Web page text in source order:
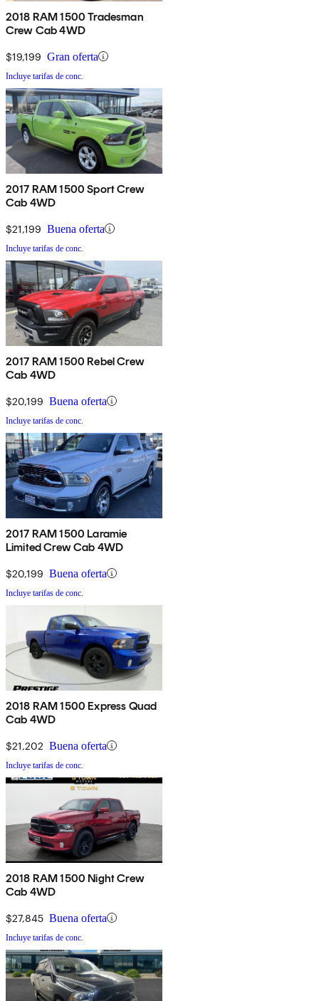
2018 RAM 1500 Tradesman
Crew Cab 4WD
$19,199 Gran oferta
Incluye tarifas de conc.
2017 RAM 1500 Sport Crew
Cab 4WD
$21,199 Buena oferta
Incluye tarifas de conc.
2017 RAM 1500 Rebel Crew
Cab 4WD
$20,199 Buena oferta
Incluye tarifas de conc.
2017 RAM 1500 Laramie
Limited Crew Cab 4WD
$20,199 Buena oferta
Incluye tarifas de conc.
2018 RAM 1500 Express Quad
Cab 4WD
$21,202 Buena oferta
Incluye tarifas de conc.
2018 RAM 1500 Night Crew
Cab 4WD
$27,845 Buena oferta
Incluye tarifas de conc.